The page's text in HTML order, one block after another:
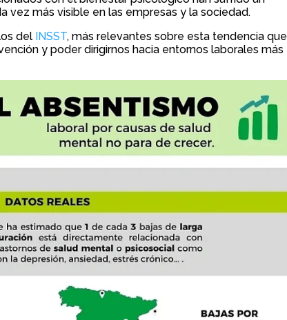
vez más visible en las empresas y la sociedad.
del INSST, más relevantes sobre esta tendencia que
y poder dirigirnos hacia entornos laborales más